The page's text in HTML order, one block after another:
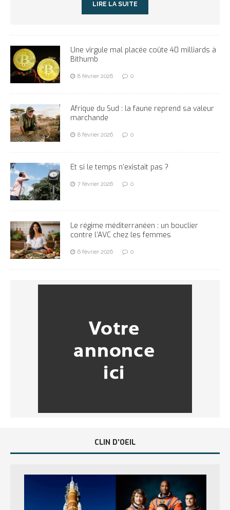
LIRE LA SUITE
Une virgule mal placée coûte 40 milliards à
Bithumb
8 février 2026 0
Afrique du Sud : la faune reprend sa valeur
marchande
8 février 2026 0
Et si le temps n’existait pas ?
7 février 2026 0
Le régime méditerranéen : un bouclier
contre l’AVC chez les femmes
6 février 2026 0
CLIN D’OEIL